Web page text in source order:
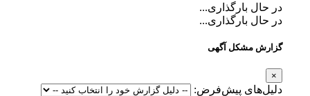
در حال بارگذاری...
در حال بارگذاری...
گزارش مشکل آگهی
×
دلیل‌های پیش‌فرض: